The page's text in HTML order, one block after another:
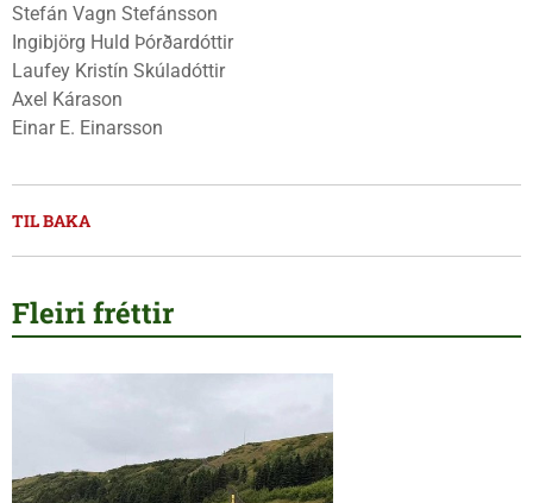
Stefán Vagn Stefánsson
Ingibjörg Huld Þórðardóttir
Laufey Kristín Skúladóttir
Axel Kárason
Einar E. Einarsson
TIL BAKA
Fleiri fréttir